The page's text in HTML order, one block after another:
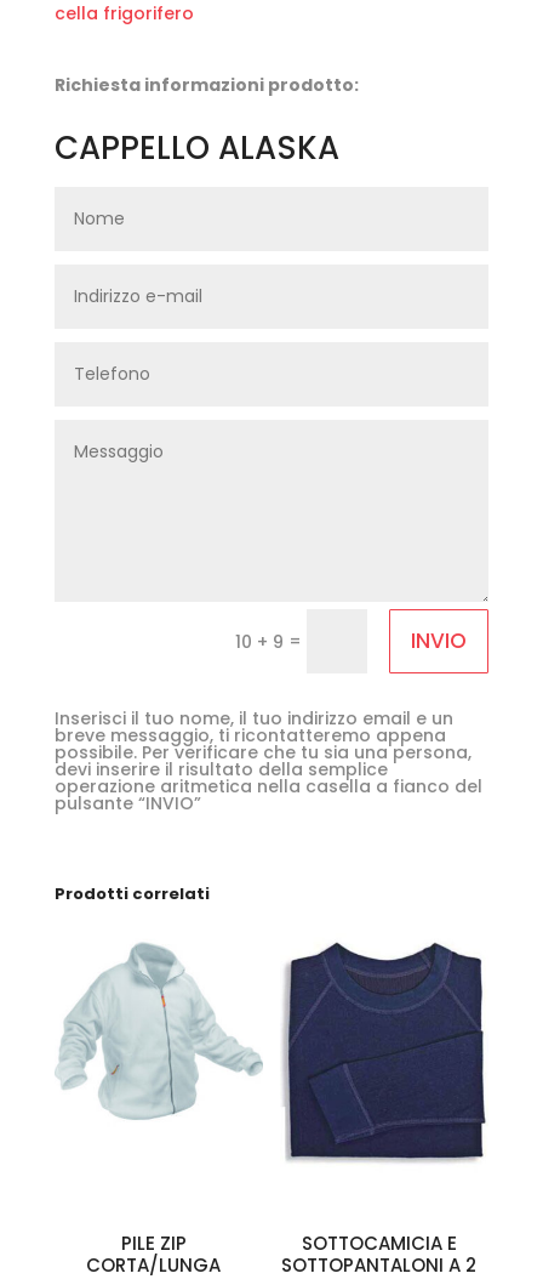
cella frigorifero
Richiesta informazioni prodotto:
CAPPELLO ALASKA
10 + 9 = INVIO
Inserisci il tuo nome, il tuo indirizzo email e un
breve messaggio, ti ricontatteremo appena
possibile. Per verificare che tu sia una persona,
devi inserire il risultato della semplice
operazione aritmetica nella casella a fianco del
pulsante “INVIO”
Prodotti correlati
PILE ZIP
CORTA/LUNGA
SOTTOCAMICIA E
SOTTOPANTALONI A 2